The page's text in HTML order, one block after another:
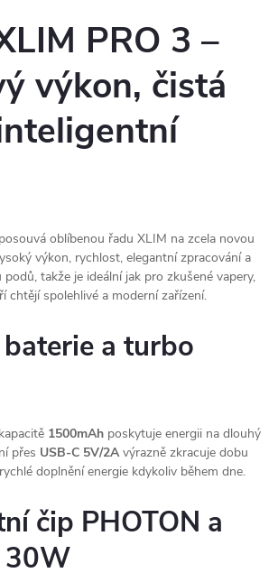
PRO 3 –
výkon, čistá
oblíbenou řadu XLIM na zcela novou
výkon, rychlost, elegantní zpracování a
takže je ideální jak pro zkušené vapery,
chtějí spolehlivé a moderní zařízení.
a turbo
1500mAh poskytuje energii na dlouhý
přes USB-C 5V/2Avýrazně zkracuje dobu
doplnění energie kdykoliv během dne.
čip PHOTON a
30W